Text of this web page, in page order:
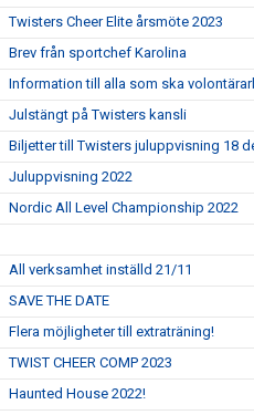
Twisters Cheer Elite årsmöte 2023
Brev från sportchef Karolina
Information till alla som ska
Julstängt på Twisters kansli
Biljetter till Twisters juluppvisning 18
Juluppvisning 2022
Nordic All Level Championship 2022
All verksamhet inställd 21/11
SAVE THE DATE
Flera möjligheter till extraträning!
TWIST CHEER COMP 2023
Haunted House 2022!